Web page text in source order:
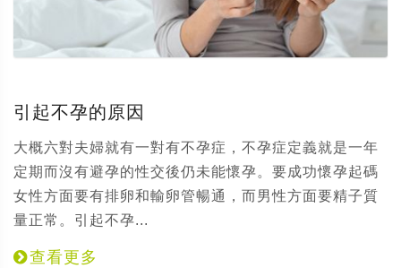
引起不孕的原因
大概六對夫婦就有一對有不孕症，不孕症定義就是一年
定期而沒有避孕的性交後仍未能懷孕。要成功懷孕起碼
女性方面要有排卵和輸卵管暢通，而男性方面要精子質
量正常。引起不孕...
查看更多